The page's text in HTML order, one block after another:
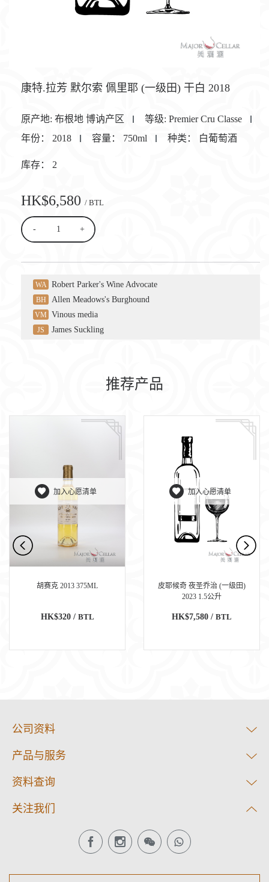
康特.拉芳 默尔索 佩里耶 (一级田) 干白 2018
原产地: 布根地 博讷产区 等级: Premier Cru Classe
年份： 2018 容量： 750ml 种类： 白葡萄酒
库存： 2
HK$6,580 / BTL
- +
WA Robert Parker's Wine Advocate
BH Allen Meadows's Burghound
VM Vinous media
JS James Suckling
推荐产品
加入心愿清单
胡赛克 2013 375ML
HK$320 / BTL
加入心愿清单
皮耶候奇 夜圣乔治 (一级田)
2023 1.5公升
HK$7,580 / BTL
公司资料
产品与服务
资料查询
关注我们